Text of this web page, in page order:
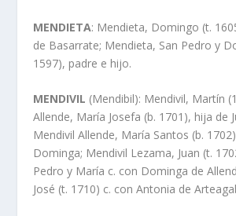
MENDIETA: Mendieta, Domingo (t.
de Basarrate; Mendieta, San Pedro y
1597), padre e hijo.
MENDIVIL (Mendibil): Mendivil, Martí­n
Allende, Marí­a Josefa (b. 1701), hija de
Mendivil Allende, Marí­a Santos (b.
Dominga; Mendivil Lezama, Juan (t.
Pedro y Marí­a c. con Dominga de
José (t. 1710) c. con Antonia de